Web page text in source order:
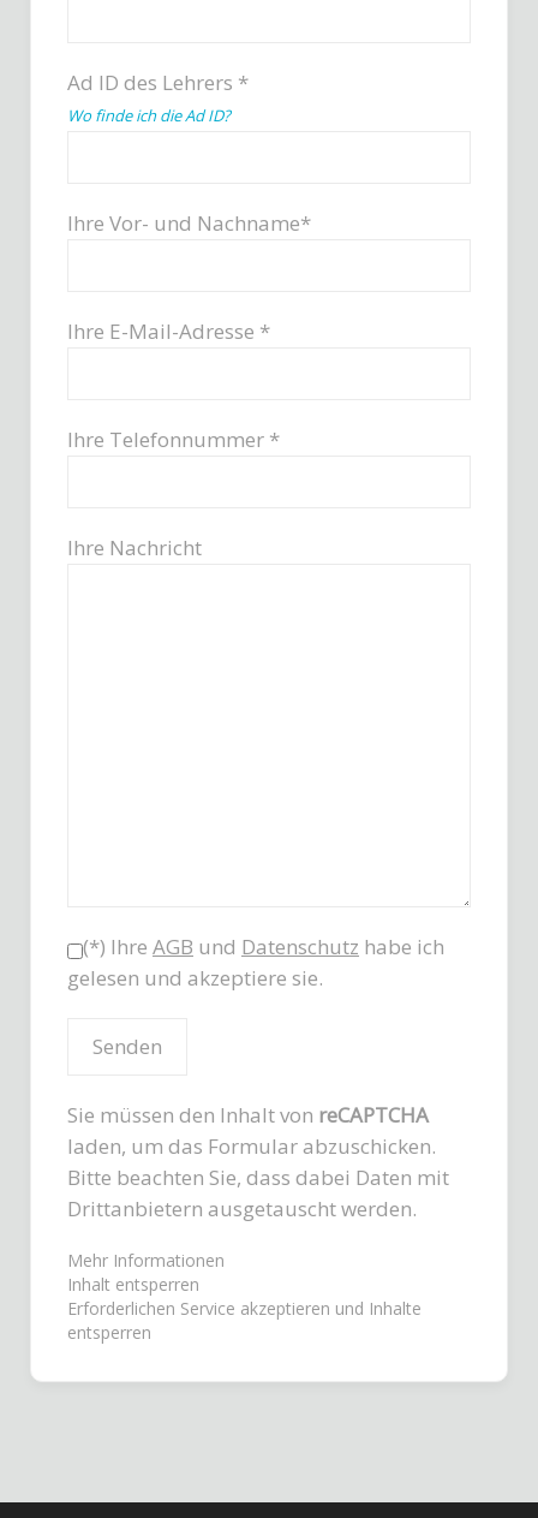
Ad ID des Lehrers *
Wo finde ich die Ad ID?
Ihre Vor- und Nachname*
Ihre E-Mail-Adresse *
Ihre Telefonnummer *
Ihre Nachricht
(*) Ihre AGB und Datenschutz habe ich
gelesen und akzeptiere sie.
Sie müssen den Inhalt von reCAPTCHA
laden, um das Formular abzuschicken.
Bitte beachten Sie, dass dabei Daten mit
Drittanbietern ausgetauscht werden.
Mehr Informationen
Inhalt entsperren
Erforderlichen Service akzeptieren und Inhalte
entsperren